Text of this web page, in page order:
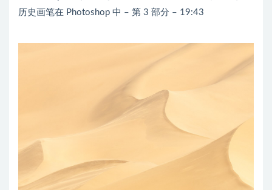
历史画笔在 Photoshop 中 – 第 3 部分 – 19:43